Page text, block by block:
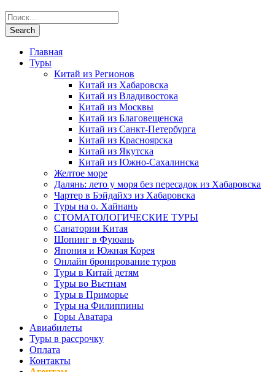
Главная
Туры
Китай из Регионов
Китай из Хабаровска
Китай из Владивостока
Китай из Москвы
Китай из Благовещенска
Китай из Санкт-Петербурга
Китай из Красноярска
Китай из Якутска
Китай из Южно-Сахалинска
Желтое море
Далянь: лето у моря без пересадок из Хабаровска
Чартер в Бэйдайхэ из Хабаровска
Туры на о. Хайнань
СТОМАТОЛОГИЧЕСКИЕ ТУРЫ
Санатории Китая
Шопинг в Фуюань
Япония и Южная Корея
Онлайн бронирование туров
Туры в Китай детям
Туры во Вьетнам
Туры в Приморье
Туры на Филиппины
Горы Аватара
Авиабилеты
Туры в рассрочку
Оплата
Контакты